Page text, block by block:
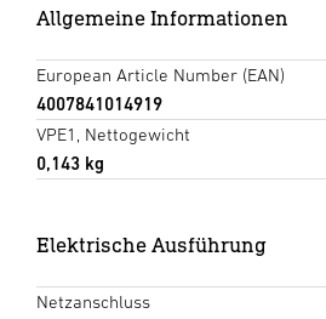
Allgemeine Informationen
European Article Number (EAN)
4007841014919
VPE1, Nettogewicht
0,143 kg
Elektrische Ausführung
Netzanschluss